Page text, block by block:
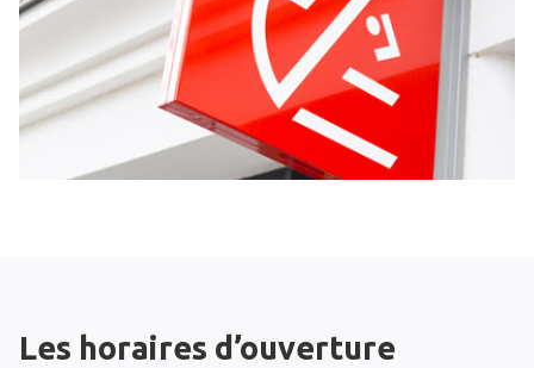
Les horaires d’ouverture